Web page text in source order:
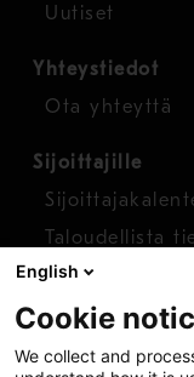
Uutiset
Yhteystiedot
Ota yhteyttä
Sijoittajille
Taloudellista
Osakkeet
Raportoi
English
Cookie
We collect and